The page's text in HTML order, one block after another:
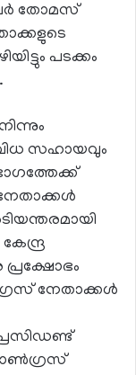
തോമസ്
പടക്കം
സഹായവും
നേതാക്കൾ